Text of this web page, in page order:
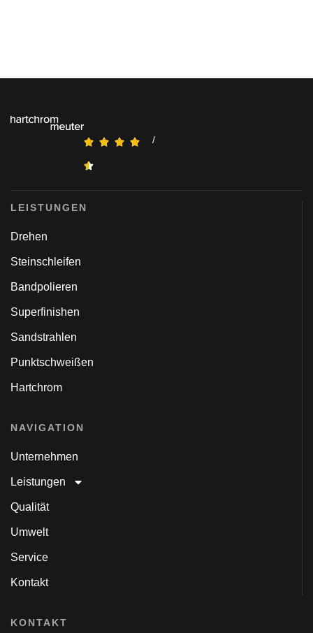
/
LEISTUNGEN
Drehen
Steinschleifen
Bandpolieren
Superfinishen
Sandstrahlen
Punktschweißen
Hartchrom
NAVIGATION
Unternehmen
Leistungen
Qualität
Umwelt
Service
Kontakt
KONTAKT